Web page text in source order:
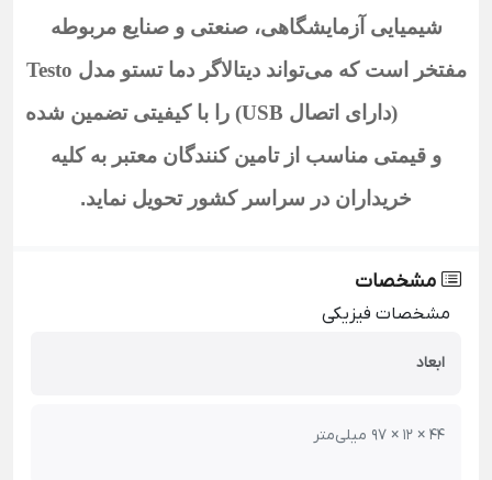
شیمیایی آزمایشگاهی، صنعتی و صنایع مربوطه
مفتخر است که می‌تواند دیتالاگر دما تستو مدل Testo
را با کیفیتی تضمین شده
و قیمتی مناسب از تامین کنندگان معتبر به کلیه
خریداران در سراسر کشور تحویل نماید.
مشخصات
مشخصات فیزیکی
ابعاد
44 × 12 × 97 میلی‌متر